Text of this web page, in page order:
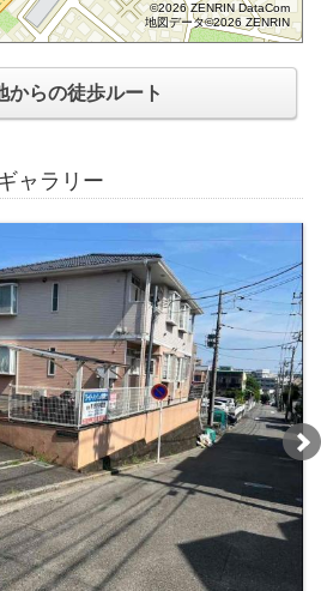
©2026 ZENRIN DataCom
地図データ©2026 ZENRIN
からの徒歩ルート
ャラリー